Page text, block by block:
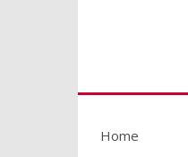
Home